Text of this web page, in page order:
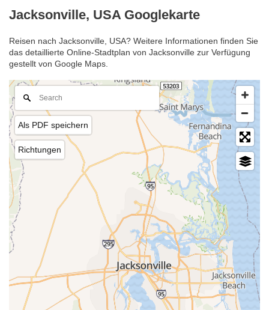
Jacksonville, USA Googlekarte
Reisen nach Jacksonville, USA? Weitere Informationen finden Sie
das detaillierte Online-Stadtplan von Jacksonville zur Verfügung
gestellt von Google Maps.
Als PDF speichern
Richtungen